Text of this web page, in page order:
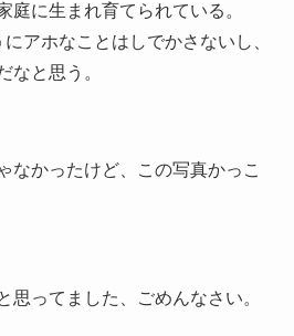
庭に生まれ育てられている。
アホなことはしでかさないし、
なと思う。
なかったけど、この写真かっこ
ってました、ごめんなさい。